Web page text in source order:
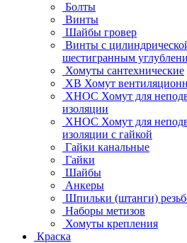
Болты
Винты
Шайбы гровер
Винты с
шестигранным
Хомуты сантехнические
ХВ Хомут
ХНОС Хомут для
изоляции
ХНОС Хомут для
изоляции с гайкой
Гайки канальные
Гайки
Шайбы
Анкеры
Шпильки (штанги)
Наборы метизов
Хомуты крепления
Краска